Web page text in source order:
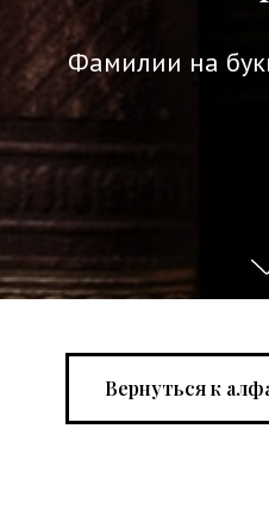
Фамилии на
Вернуться к